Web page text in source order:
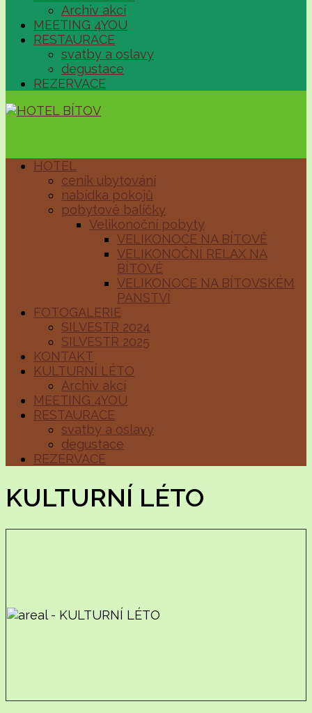
Archiv akcí
MEETING 4YOU
RESTAURACE
svatby a oslavy
degustace
REZERVACE
HOTEL
ceník ubytování
nabídka pokojů
pobytové balíčky
Velikonoční pobyty
VELIKONOCE NA BÍTOVĚ
VELIKONOČNÍ RELAX NA
BÍTOVĚ
VELIKONOCE NA BÍTOVSKÉM
PANSTVÍ
FOTOGALERIE
SILVESTR 2024
SILVESTR 2025
KONTAKT
KULTURNÍ LÉTO
Archiv akcí
MEETING 4YOU
RESTAURACE
svatby a oslavy
degustace
REZERVACE
KULTURNÍ LÉTO